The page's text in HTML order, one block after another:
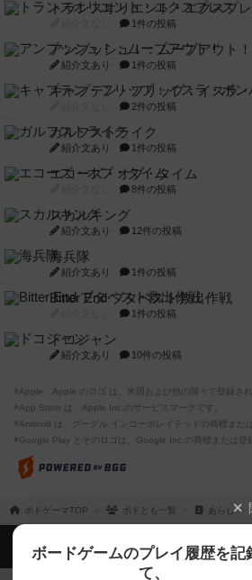
トランスオリエント・エクスプレ
1件の投稿
アンブッシュ！：ムーブアウト！
紹介文あり 1件の投稿
キャプテン・フリップ：イスラ
2件の投稿
ガルフストライク
紹介文あり 1件の投稿
エコーズ・オブ・タイム
8件の投稿
スカルキング
紹介文あり 12件の投稿
海兵隊
紹介文あり 1件の投稿
Bitter End ブタペスト救出作戦
1件の投稿
ドコジャン
紹介文あり 10件の投稿
※Apple、Apple のロゴ は、米国および他の国々で登録さ
※App Store は、Apple Inc.のサービスマークです。
※Android は、グーグル インコーポレイテッドの商標また
※Google Play とそのロゴは、Google Inc.の商標または登
ボドゲーマTOP ボドとも一覧 あらし
ボードゲームのプレイ履歴を記
て、
ボドゲーマTOP